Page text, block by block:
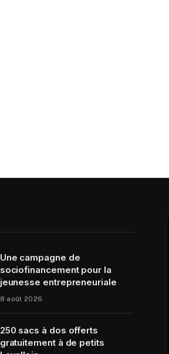
Une campagne de
sociofinancement pour la
jeunesse entrepreneuriale
8 août 2026
250 sacs à dos offerts
gratuitement à de petits